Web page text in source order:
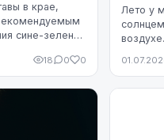
в крае,
сине-зеленых
18 0 0
Лето у